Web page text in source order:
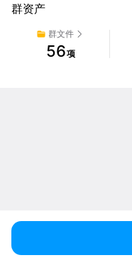
群资产
群文件
56项